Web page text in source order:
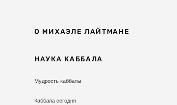
О МИХАЭЛЕ ЛАЙТМАНЕ
НАУКА КАББАЛА
Мудрость каббалы
Каббала сегодня